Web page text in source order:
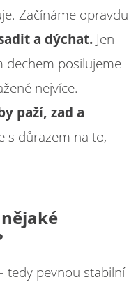
Začínáme opravdu
a dýchat. Jen
dechem posilujeme
nejvíce.
paží, zad a
s důrazem na to,
tedy pevnou stabilní